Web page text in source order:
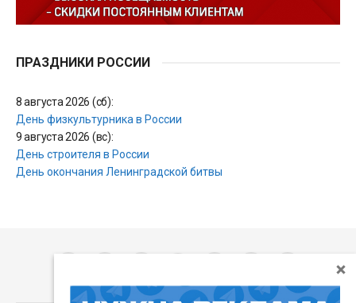
ПРАЗДНИКИ РОССИИ
8 августа 2026 (сб):
День физкультурника в России
9 августа 2026 (вс):
День строителя в России
День окончания Ленинградской битвы